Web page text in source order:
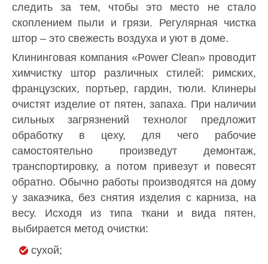
следить за тем, чтобы это место не стало
скоплением пыли и грязи. Регулярная чистка
штор – это свежесть воздуха и уют в доме.
Клининговая компания «Power Clean» проводит
химчистку штор различных стилей: римских,
французских, портьер, гардин, тюли. Клинеры
очистят изделие от пятен, запаха. При наличии
сильных загрязнений технолог предложит
обработку в цеху, для чего рабочие
самостоятельно произведут демонтаж,
транспортировку, а потом привезут и повесят
обратно. Обычно работы производятся на дому
у заказчика, без снятия изделия с карниза, на
весу. Исходя из типа ткани и вида пятен,
выбирается метод очистки:
сухой;